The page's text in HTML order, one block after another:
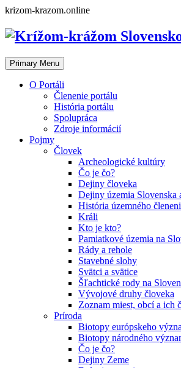
Skip
content
krizom-krazom.online
Primary Menu
O Portáli
Členenie portálu
História portálu
Spolupráca
Zdroje informácií
Pojmy
Človek
Archeologické kultúry
Čo je čo?
Dejiny človeka
Dejiny územia Slovenska
História územného
Králi
Kto je kto?
Pamiatkové územia na
Rády a rehole
Stavebné slohy
Svätci a svätice
Šľachtické rody na
Vývojové druhy človeka
Zoznam miest, obcí a ich
Príroda
Biotopy európskeho
Biotopy národného
Čo je čo?
Dejiny Zeme